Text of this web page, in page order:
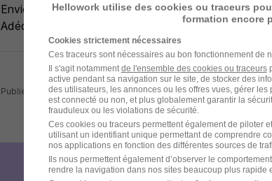
Envie de vivre la meilleure expérience de
Adéquat.
Publiée le 24/07/2026 - Réf : 063-237693
Hellowork utilise des cookies ou traceurs
formation encore
Cookies strictement nécessaires
Ces traceurs sont nécessaires au bon fonctionnement de
Il s'agit notamment de l'ensemble des cookies ou traceurs
active pendant sa navigation sur le site, de stocker des
des utilisateurs, les annonces ou les offres vues, gérer
est connecté ou non, et plus globalement garantir la
frauduleux ou les violations de sécurité.
Ces cookies ou traceurs permettent également de piloter
utilisant un identifiant unique permettant de comprendre
nos applications en fonction des différentes sources de
Ils nous permettent également d’observer le
rendre la navigation dans nos sites beaucoup plus rapide